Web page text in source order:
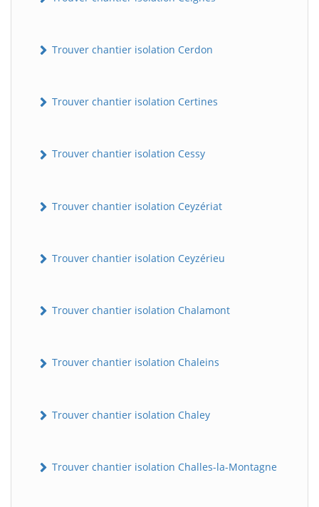
Trouver chantier isolation Cerdon
Trouver chantier isolation Certines
Trouver chantier isolation Cessy
Trouver chantier isolation Ceyzériat
Trouver chantier isolation Ceyzérieu
Trouver chantier isolation Chalamont
Trouver chantier isolation Chaleins
Trouver chantier isolation Chaley
Trouver chantier isolation Challes-la-Montagne